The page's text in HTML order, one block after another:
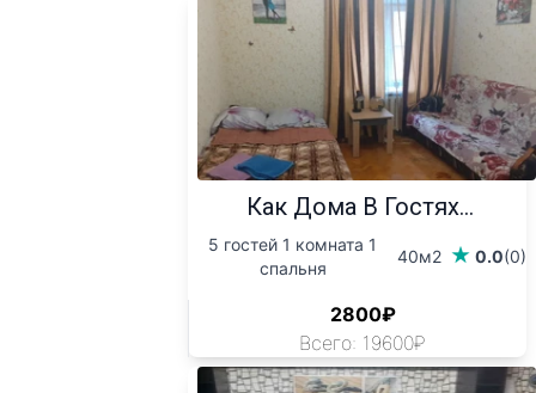
Как Дома В Гостях...
5 гостей 1 комната 1
спальня
40м2 0.0(0)
2800₽
Всего: 19600₽